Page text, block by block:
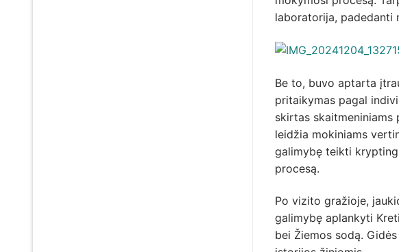
laboratorija, padedanti
Be to, buvo aptarta
pritaikymas pagal
skirtas skaitmeniniams
leidžia mokiniams
galimybę teikti
procesą.
Po vizito gražioje,
galimybę aplankyti
bei Žiemos sodą.